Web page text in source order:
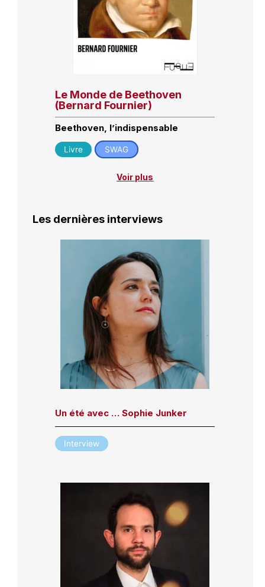
Le Monde de Beethoven
(Bernard Fournier)
Beethoven, l’indispensable
Livre SWAG
Voir plus
Les dernières interviews
Un été avec … Sophie Junker
Interview